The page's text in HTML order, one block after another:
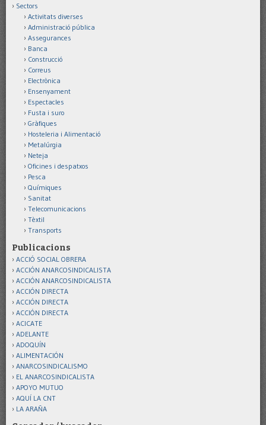
Sectors
Activitats diverses
Administració pública
Assegurances
Banca
Construcció
Correus
Electrònica
Ensenyament
Espectacles
Fusta i suro
Gràfiques
Hosteleria i Alimentació
Metalúrgia
Neteja
Oficines i despatxos
Pesca
Químiques
Sanitat
Telecomunicacions
Tèxtil
Transports
Publicacions
ACCIÓ SOCIAL OBRERA
ACCIÓN ANARCOSINDICALISTA
ACCIÓN ANARCOSINDICALISTA
ACCIÓN DIRECTA
ACCIÓN DIRECTA
ACCIÓN DIRECTA
ACICATE
ADELANTE
ADOQUÍN
ALIMENTACIÓN
ANARCOSINDICALISMO
EL ANARCOSINDICALISTA
APOYO MUTUO
AQUÍ LA CNT
LA ARAÑA